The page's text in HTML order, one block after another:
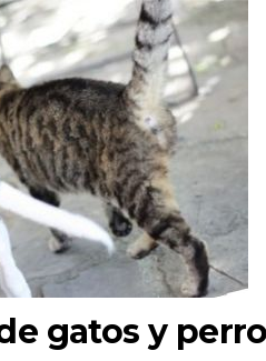
gatos y
completo el
de
de la manera
adecuada
8,2026